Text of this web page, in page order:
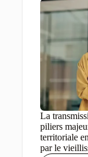
La
piliers
territoriale
par le